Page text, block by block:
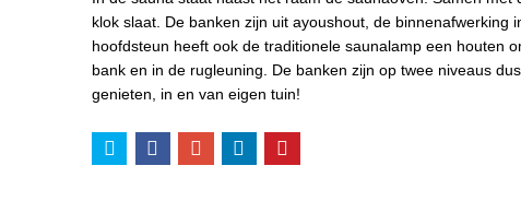
klok slaat. De banken zijn uit ayoushout, de
hoofdsteun heeft ook de traditionele saunalamp een houten
bank en in de rugleuning. De banken zijn op twee niveaus
genieten, in en van eigen tuin!